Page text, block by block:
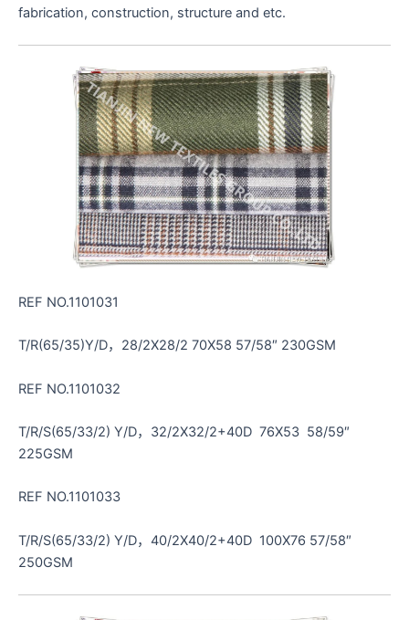
fabrication, construction, structure and etc.
REF NO.1101031
T/R(65/35)Y/D，28/2X28/2 70X58 57/58″ 230GSM
REF NO.1101032
T/R/S(65/33/2) Y/D，32/2X32/2+40D 76X53 58/59″
225GSM
REF NO.1101033
T/R/S(65/33/2) Y/D，40/2X40/2+40D 100X76 57/58″
250GSM